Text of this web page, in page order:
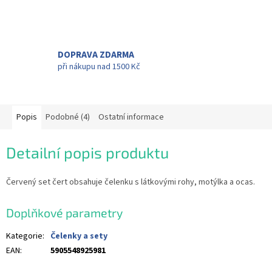
DOPRAVA ZDARMA
při nákupu nad 1500 Kč
Popis Podobné (4) Ostatní informace
Detailní popis produktu
Červený set čert obsahuje čelenku s látkovými rohy, motýlka a ocas.
Doplňkové parametry
Kategorie: Čelenky a sety
EAN:
5905548925981